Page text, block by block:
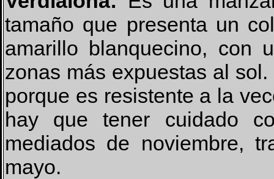
tamaño que presenta un
amarillo blanquecino, con
zonas más expuestas al
porque es resistente a la
hay que tener cuidado
mediados de noviembre,
mayo.